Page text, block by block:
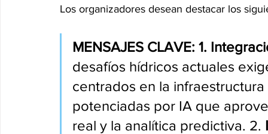
Los organizadores desean destacar los
MENSAJES CLAVE: 1.
desafíos hídricos actuales
centrados en la
potenciadas por IA que
real y la analítica predictiva. 2.